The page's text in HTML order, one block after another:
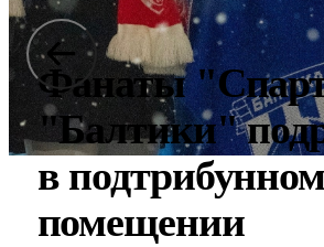
Фанаты
"Балтики"
в подтрибунном
помещении